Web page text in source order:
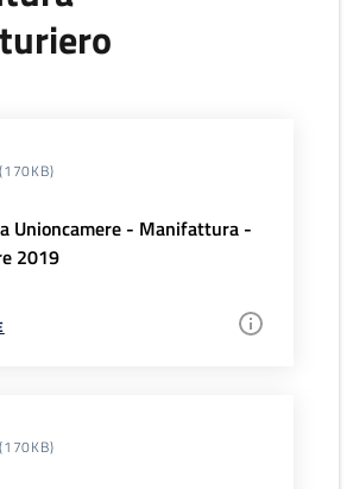
(170KB)
Unioncamere - Manifattura -
2019
(170KB)